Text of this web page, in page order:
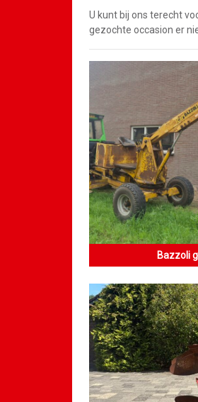
U kunt bij ons terecht
gezochte occasion er
Bazzoli